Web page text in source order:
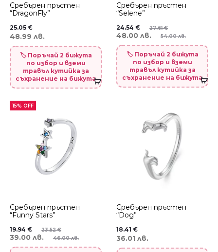
Сребърен пръстен
“DragonFly”
25.05 €
48.99 лв.
🏷️ Поръчай 2 бижута
по избор и вземи
травъл кутийка за
съхранение на бижута
Сребърен пръстен
“Selene”
27.61€
24.54 €
54.00 лв.
48.00 лв.
🏷️ Поръчай 2 бижута
по избор и вземи
травъл кутийка за
съхранение на бижута
15% OFF
Сребърен пръстен
“Funny Stars”
23.52€
19.94 €
46.00 лв.
39.00 лв.
Сребърен пръстен
“Dog”
18.41 €
36.01 лв.